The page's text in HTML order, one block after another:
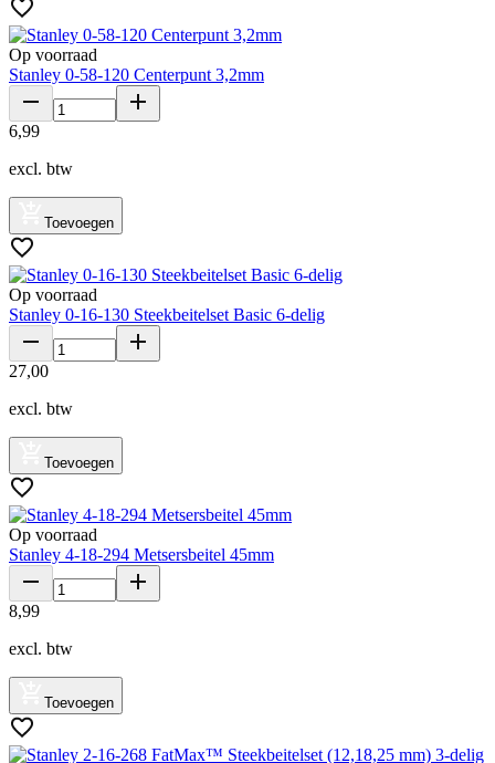
Op voorraad
Stanley 0-58-120 Centerpunt 3,2mm
6,99
excl. btw
Toevoegen
Op voorraad
Stanley 0-16-130 Steekbeitelset Basic 6-delig
27,00
excl. btw
Toevoegen
Op voorraad
Stanley 4-18-294 Metsersbeitel 45mm
8,99
excl. btw
Toevoegen